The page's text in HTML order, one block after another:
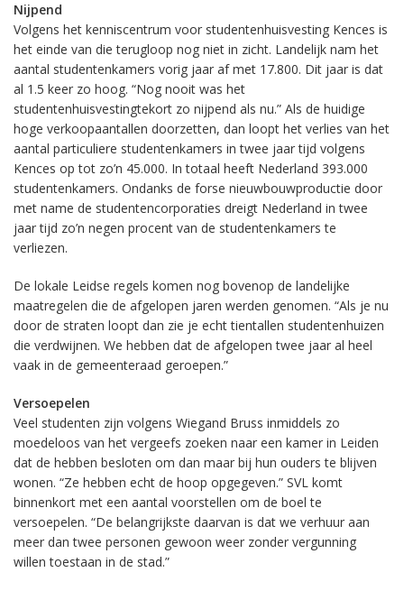
Nijpend
Volgens het kenniscentrum voor studentenhuisvesting Kences is
het einde van die terugloop nog niet in zicht. Landelijk nam het
aantal studentenkamers vorig jaar af met 17.800. Dit jaar is dat
al 1.5 keer zo hoog. “Nog nooit was het
studentenhuisvestingtekort zo nijpend als nu.” Als de huidige
hoge verkoopaantallen doorzetten, dan loopt het verlies van het
aantal particuliere studentenkamers in twee jaar tijd volgens
Kences op tot zo’n 45.000. In totaal heeft Nederland 393.000
studentenkamers. Ondanks de forse nieuwbouwproductie door
met name de studentencorporaties dreigt Nederland in twee
jaar tijd zo’n negen procent van de studentenkamers te
verliezen.
De lokale Leidse regels komen nog bovenop de landelijke
maatregelen die de afgelopen jaren werden genomen. “Als je nu
door de straten loopt dan zie je echt tientallen studentenhuizen
die verdwijnen. We hebben dat de afgelopen twee jaar al heel
vaak in de gemeenteraad geroepen.”
Versoepelen
Veel studenten zijn volgens Wiegand Bruss inmiddels zo
moedeloos van het vergeefs zoeken naar een kamer in Leiden
dat de hebben besloten om dan maar bij hun ouders te blijven
wonen. “Ze hebben echt de hoop opgegeven.” SVL komt
binnenkort met een aantal voorstellen om de boel te
versoepelen. “De belangrijkste daarvan is dat we verhuur aan
meer dan twee personen gewoon weer zonder vergunning
willen toestaan in de stad.”